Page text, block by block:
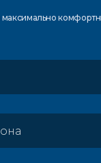
максимально